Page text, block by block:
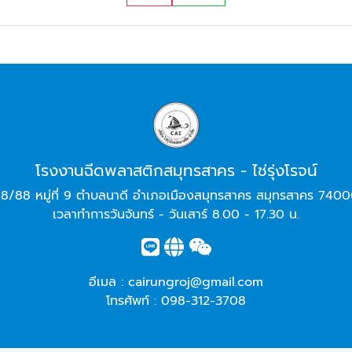
โรงงานฉีดพลาสติกสมุทรสาคร - ไช่รุ่งโรจน์
88 หมู่ที่ 9 ตำบลนาดี อำเภอเมืองสมุทรสาคร สมุทรสาคร
เวลาทำการวันจันทร์ - วันเสาร์ 8.00 - 17.30 น.
อีเมล : cairungroj@gmail.com
โทรศัพท์ : 098-312-3708